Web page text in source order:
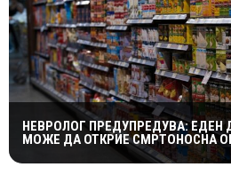
НЕВРОЛОГ ПРЕДУПРЕДУВА: ЕДЕН
МОЖЕ ДА ОТКРИЕ СМРТОНОСНА
СИМПТОМИТЕ СЕ ПОЈАВУВААТ